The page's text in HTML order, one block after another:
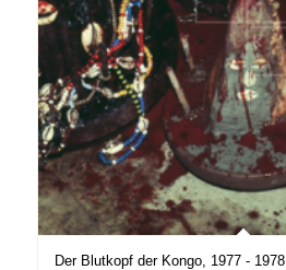
Der Blutkopf der Kongo, 1977 - 1978